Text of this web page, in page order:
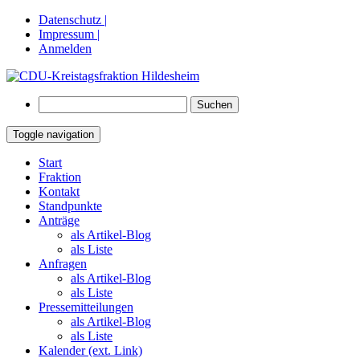
Datenschutz |
Impressum |
Anmelden
nach:
Toggle navigation
Springe
zum
Inhalt
Start
Fraktion
Kontakt
Standpunkte
Anträge
als Artikel-Blog
als Liste
Anfragen
als Artikel-Blog
als Liste
Pressemitteilungen
als Artikel-Blog
als Liste
Kalender (ext. Link)